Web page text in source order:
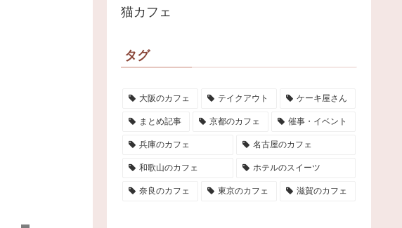
猫カフェ
タグ
大阪のカフェ テイクアウト ケーキ屋さん
まとめ記事 京都のカフェ 催事・イベント
兵庫のカフェ 名古屋のカフェ
和歌山のカフェ ホテルのスイーツ
奈良のカフェ 東京のカフェ 滋賀のカフェ